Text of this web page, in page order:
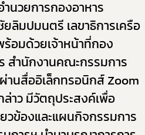
นวยการกองอาหาร
ลิมปมนตรี เลขาธิการเครือ
ร้อมด้วยเจ้าหน้าที่กอง
สำนักงานคณะกรรมการ
านสื่ออิเล็กทรอนิกส์Zoom
าว มีวัตถุประสงค์เพื่อ
วข้องและแผนกิจกรรมการ